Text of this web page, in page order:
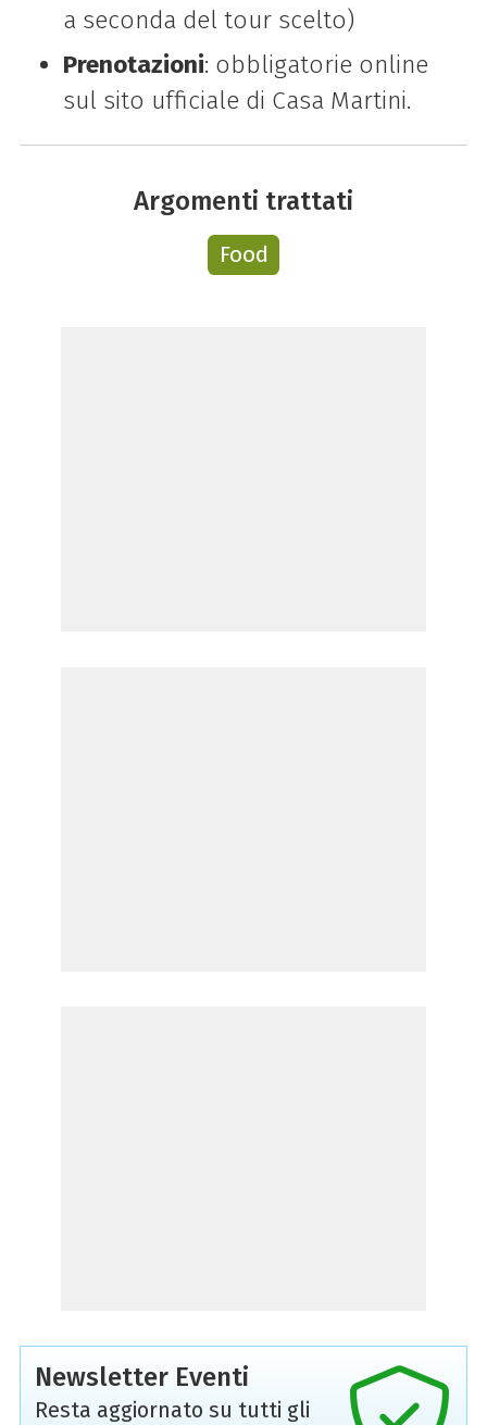
a seconda del tour scelto)
Prenotazioni: obbligatorie online
sul sito ufficiale di Casa Martini.
Argomenti trattati
Food
Newsletter Eventi
Resta aggiornato su tutti gli